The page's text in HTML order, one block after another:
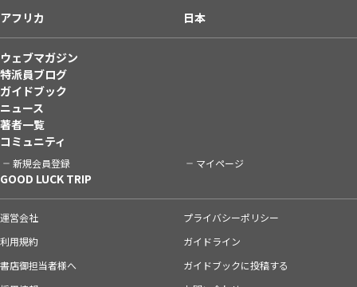
アフリカ
日本
ウェブマガジン
特派員ブログ
ガイドブック
ニュース
著者一覧
コミュニティ
新規会員登録 マイページ
GOOD LUCK TRIP
運営会社
プライバシーポリシー
利用規約
ガイドライン
書店御担当者様へ
ガイドブックに投稿する